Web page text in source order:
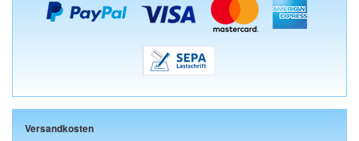
Versandkosten